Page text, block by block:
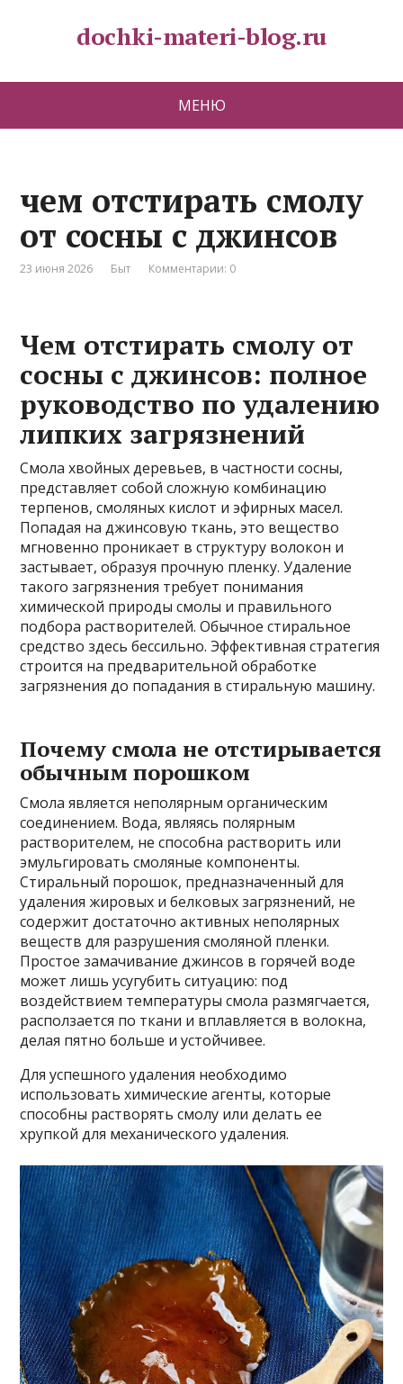
dochki-materi-blog.ru
МЕНЮ
чем отстирать смолу
от сосны с джинсов
23 июня 2026 Быт Комментарии: 0
Чем отстирать смолу от
сосны с джинсов: полное
руководство по удалению
липких загрязнений
Смола хвойных деревьев, в частности сосны,
представляет собой сложную комбинацию
терпенов, смоляных кислот и эфирных масел.
Попадая на джинсовую ткань, это вещество
мгновенно проникает в структуру волокон и
застывает, образуя прочную пленку. Удаление
такого загрязнения требует понимания
химической природы смолы и правильного
подбора растворителей. Обычное стиральное
средство здесь бессильно. Эффективная стратегия
строится на предварительной обработке
загрязнения до попадания в стиральную машину.
Почему смола не отстирывается
обычным порошком
Смола является неполярным органическим
соединением. Вода, являясь полярным
растворителем, не способна растворить или
эмульгировать смоляные компоненты.
Стиральный порошок, предназначенный для
удаления жировых и белковых загрязнений, не
содержит достаточно активных неполярных
веществ для разрушения смоляной пленки.
Простое замачивание джинсов в горячей воде
может лишь усугубить ситуацию: под
воздействием температуры смола размягчается,
расползается по ткани и вплавляется в волокна,
делая пятно больше и устойчивее.
Для успешного удаления необходимо
использовать химические агенты, которые
способны растворять смолу или делать ее
хрупкой для механического удаления.